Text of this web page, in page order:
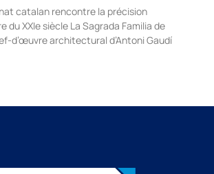
catalan rencontre la précision
du XXIe siècle La Sagrada Familia de
d’œuvre architectural d’Antoni Gaudí